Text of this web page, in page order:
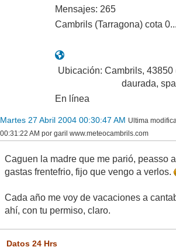
Mensajes: 265
Cambrils (Tarragona) cota 0...
Ubicación: Cambrils, 43850
daurada,
En línea
Martes 27 Abril 2004 00:30:47 AM Ultima
00:31:22 AM por garil www.meteocambrils.com
Caguen la madre que me parió, peasso
gastas frentefrio, fijo que vengo a verlos.
Cada año me voy de vacaciones a
ahí, con tu permiso, claro.
Datos 24 Hrs